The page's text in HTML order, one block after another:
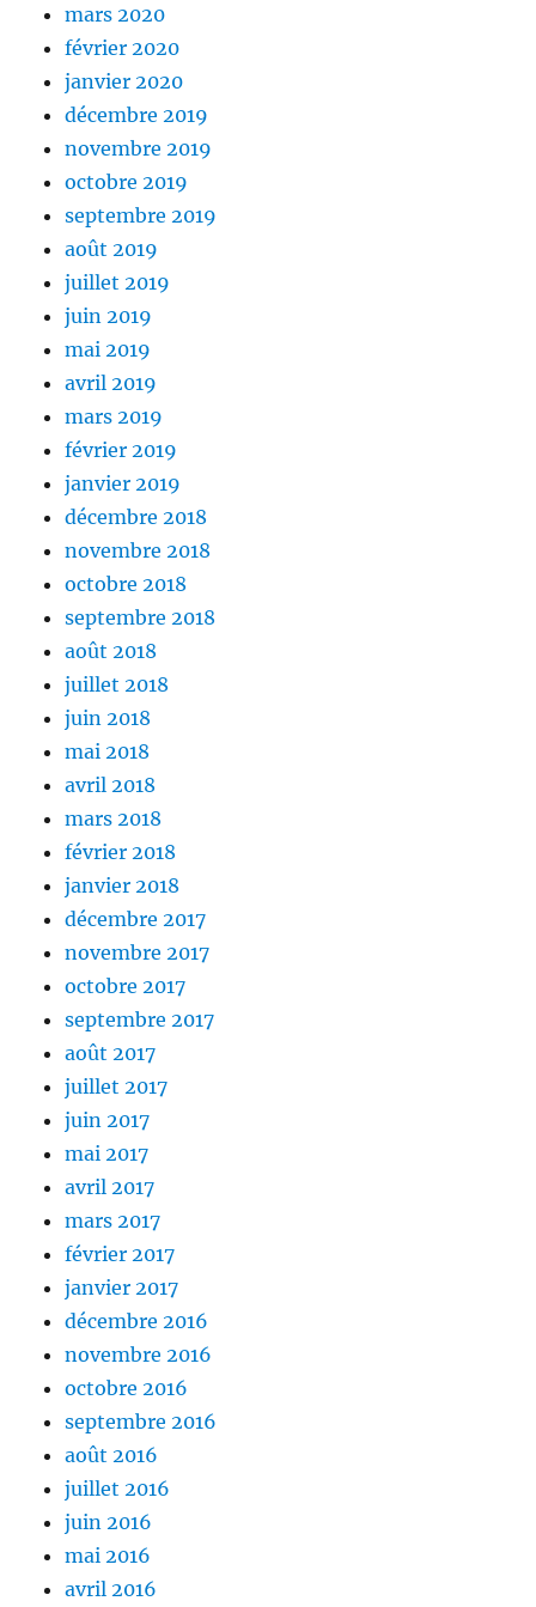
mars 2020
février 2020
janvier 2020
décembre 2019
novembre 2019
octobre 2019
septembre 2019
août 2019
juillet 2019
juin 2019
mai 2019
avril 2019
mars 2019
février 2019
janvier 2019
décembre 2018
novembre 2018
octobre 2018
septembre 2018
août 2018
juillet 2018
juin 2018
mai 2018
avril 2018
mars 2018
février 2018
janvier 2018
décembre 2017
novembre 2017
octobre 2017
septembre 2017
août 2017
juillet 2017
juin 2017
mai 2017
avril 2017
mars 2017
février 2017
janvier 2017
décembre 2016
novembre 2016
octobre 2016
septembre 2016
août 2016
juillet 2016
juin 2016
mai 2016
avril 2016